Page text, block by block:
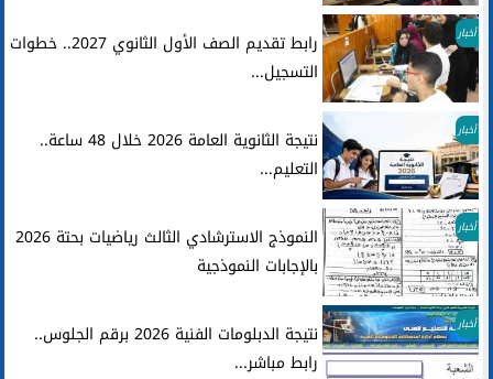
أخبار
رابط تقديم الصف الأول الثانوي 2027.. خطوات
التسجيل...
أخبار
نتيجة الثانوية العامة 2026 خلال 48 ساعة..
التعليم...
أخبار
النموذج الاسترشادي الثالث رياضيات بحتة 2026
بالإجابات النموذجية
أخبار
نتيجة الدبلومات الفنية 2026 برقم الجلوس..
رابط مباشر...